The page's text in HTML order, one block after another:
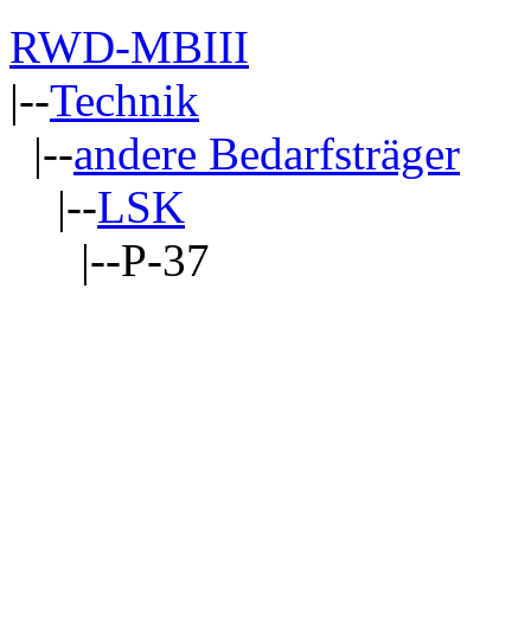
RWD-MBIII
|--Technik
|--andere Bedarfsträger
|--LSK
|--P-37